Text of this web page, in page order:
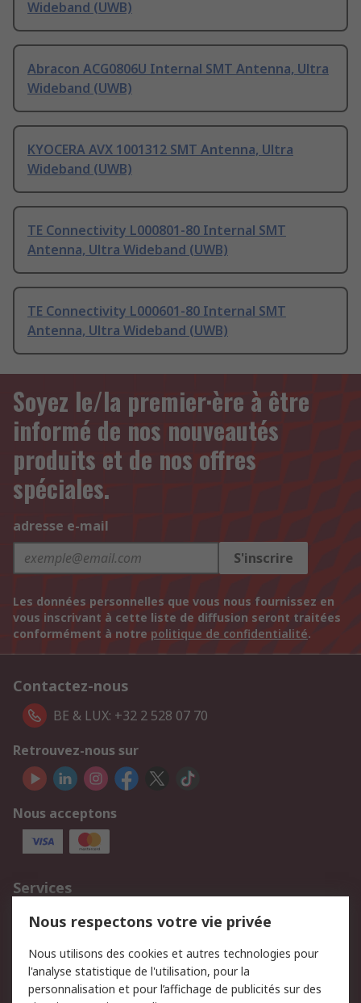
Wideband (UWB)
Abracon ACG0806U Internal SMT Antenna, Ultra
Wideband (UWB)
KYOCERA AVX 1001312 SMT Antenna, Ultra
Wideband (UWB)
TE Connectivity L000801-80 Internal SMT
Antenna, Ultra Wideband (UWB)
TE Connectivity L000601-80 Internal SMT
Antenna, Ultra Wideband (UWB)
Soyez le/la premier·ère à être
informé de nos nouveautés
produits et de nos offres
spéciales.
adresse e-mail
S'inscrire
Les données personnelles que vous nous fournissez en
vous inscrivant à cette liste de diffusion seront traitées
conformément à notre politique de confidentialité.
Contactez-nous
BE & LUX: +32 2 528 07 70
Retrouvez-nous sur
Nous acceptons
Services
750.000 produits
2.500 marques
Retours
Support technique
Track & trace
Nous respectons votre vie privée
Nous utilisons des cookies et autres technologies pour
l'analyse statistique de l'utilisation, pour la
personnalisation et pour l’affichage de publicités sur des